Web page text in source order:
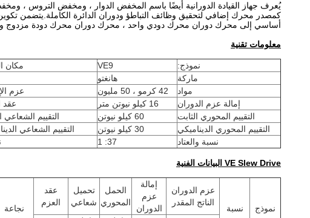
يُعرف جهاز القيادة الدورانية أيضًا باسم المخفض الدوار ، ومخفض التروس ،
كمصدر محرك إضافي لتحقيق وظائف التباطؤ ودوران الدائرة الكاملة.يتضمن
أساسي إلى محرك دوران محرك دودي واحد ، محرك دوران محرك دودة مزدوج
معلومات تقنية
نموذج: VE9 مكان
ماركة
هانغتو
مواد
42 كرمو ، 50 مليون عزم
إمالة عزم الدوران
16 كيلو نيوتن متر عقد
التقييم المحوري الثابت
60 كيلو نيوتن التقييم الشعاعي
التقييم المحوري الديناميكي
30 كيلو نيوتن التقييم الشعاعي
نسبة والعتاد
37: 1
VE Slew Drive البيانات الفنية
نموذج نسبة
عزم الدوران
الناتج المقدر
إمالة
عزم
الدوران
الحمل
المحوري
تحميل
شعاعي
عقد
العزم
نجاعة